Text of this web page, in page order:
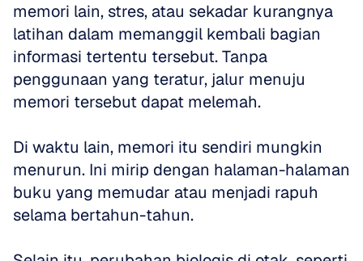
memori lain, stres, atau sekadar kurangnya
latihan dalam memanggil kembali bagian
informasi tertentu tersebut. Tanpa
penggunaan yang teratur, jalur menuju
memori tersebut dapat melemah.
Di waktu lain, memori itu sendiri mungkin
menurun. Ini mirip dengan halaman-halaman
buku yang memudar atau menjadi rapuh
selama bertahun-tahun.